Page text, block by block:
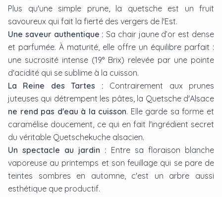
Plus qu'une simple prune, la quetsche est un fruit
savoureux qui fait la fierté des vergers de l'Est.
Une saveur authentique : Sa chair jaune d’or est dense
et parfumée. À maturité, elle offre un équilibre parfait :
une sucrosité intense (19° Brix) relevée par une pointe
d'acidité qui se sublime à la cuisson.
La Reine des Tartes : Contrairement aux prunes
juteuses qui détrempent les pâtes, la Quetsche d'Alsace
ne rend pas d'eau à la cuisson. Elle garde sa forme et
caramélise doucement, ce qui en fait l'ingrédient secret
du véritable Quetschekuche alsacien.
Un spectacle au jardin : Entre sa floraison blanche
vaporeuse au printemps et son feuillage qui se pare de
teintes sombres en automne, c'est un arbre aussi
esthétique que productif.